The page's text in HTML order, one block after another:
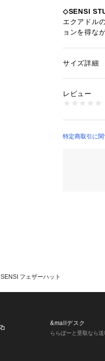
◇SENSI
エクアドル
ョンを得な
ら、オリジ
性別：レディ
生産国：エク
サイズ詳細
レビュー
特定商取引に関
SENSI フェザーハット
&mallデスク
ららぽーと受取なら